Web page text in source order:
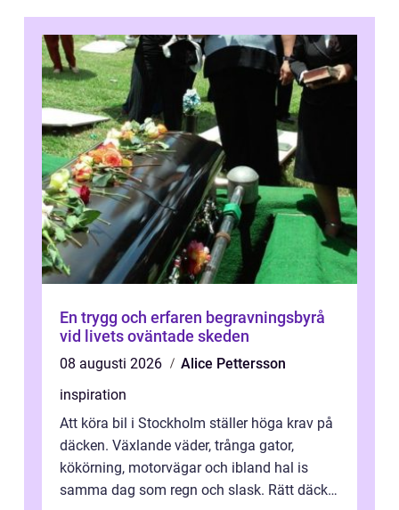
En trygg och erfaren begravningsbyrå
vid livets oväntade skeden
08 augusti 2026
Alice Pettersson
inspiration
Att köra bil i Stockholm ställer höga krav på
däcken. Växlande väder, trånga gator,
kökörning, motorvägar och ibland hal is
samma dag som regn och slask. Rätt däck